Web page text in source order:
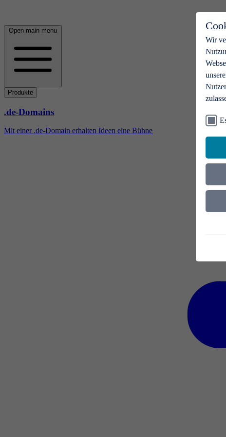
Wir
Open main menu
Produkte
.de-Domains
Mit einer .de-Domain erhalten Ideen eine Bühne